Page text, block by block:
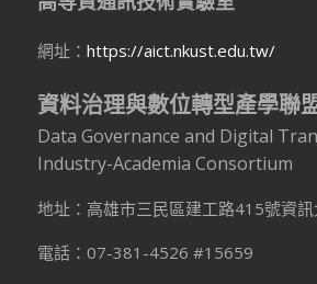
網址：https://aict.nkust.edu.tw/
資料治理與數位轉型產學聯
Data Governance and Digital
Industry-Academia Consortium
地址：高雄市三民區建工路415號資
電話：07-381-4526 #15659